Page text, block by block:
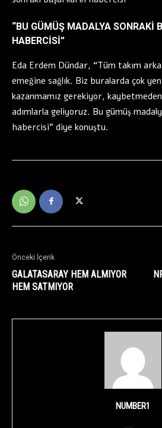
“BU GÜMÜŞ MADALYA SONRAKİ
HABERCİSİ”
Eda Erdem Dündar, “Tüm takım
emeğine sağlık. Biz buralarda çok
kazanmamız gerekiyor,
adımlarla geliyoruz. Bu gümüş
habercisi” diye konuştu.
Önceki İçerik
GALATASARAY HEM ALMIYOR
HEM SATMIYOR
NUMBER1